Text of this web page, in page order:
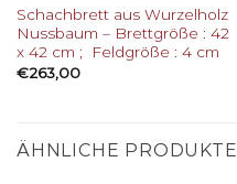
Schachbrett aus Wurzelholz
Nussbaum – Brettgröße : 42
x 42 cm ; Feldgröße : 4 cm
€263,00
ÄHNLICHE PRODUKTE